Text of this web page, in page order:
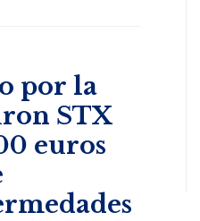
por la
STX
euros